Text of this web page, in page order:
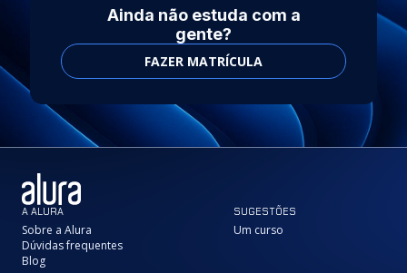
Ainda não estuda com a
gente?
FAZER MATRÍCULA
A ALURA
Sobre a Alura
Dúvidas frequentes
Blog
SUGESTÕES
Um curso